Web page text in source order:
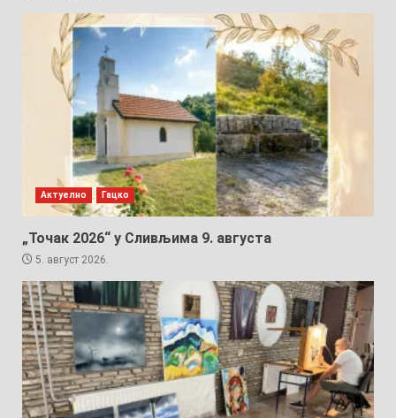
Актуелно Гацко
„Точак 2026“ у Сливљима 9. августа
5. август 2026.